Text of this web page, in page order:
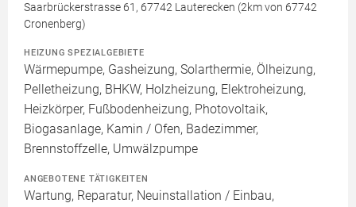
Saarbrückerstrasse 61, 67742 Lauterecken (2km von 67742
Cronenberg)
HEIZUNG SPEZIALGEBIETE
Wärmepumpe, Gasheizung, Solarthermie, Ölheizung,
Pelletheizung, BHKW, Holzheizung, Elektroheizung,
Heizkörper, Fußbodenheizung, Photovoltaik,
Biogasanlage, Kamin / Ofen, Badezimmer,
Brennstoffzelle, Umwälzpumpe
ANGEBOTENE TÄTIGKEITEN
Wartung, Reparatur, Neuinstallation / Einbau,